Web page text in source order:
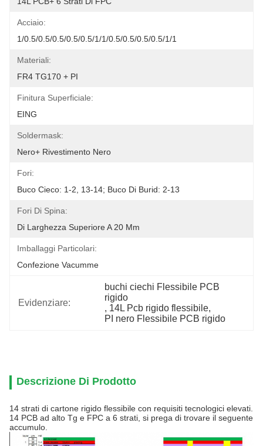
Acciaio:
1/0.5/0.5/0.5/0.5/0.5/1/1/0.5/0.5/0.5/0.5/1/1
Materiali:
FR4 TG170 + PI
Finitura Superficiale:
EING
Soldermask:
Nero+ Rivestimento Nero
Fori:
Buco Cieco: 1-2, 13-14; Buco Di Burid: 2-13
Fori Di Spina:
Di Larghezza Superiore A 20 Mm
Imballaggi Particolari:
Confezione Vacumme
Evidenziare:
buchi ciechi Flessibile PCB
rigido
, 14L Pcb rigido flessibile,
PI nero Flessibile PCB rigido
Descrizione Di Prodotto
14 strati di cartone rigido flessibile con requisiti tecnologici elevati.
14 PCB ad alto Tg e FPC a 6 strati, si prega di trovare il seguente
accumulo.